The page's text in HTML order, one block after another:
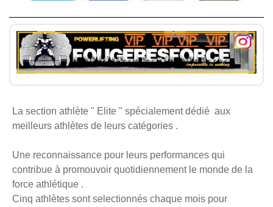
La section athlète " Elite " spécialement dédié aux
meilleurs athlètes de leurs catégories .
Une reconnaissance pour leurs performances qui
contribue à promouvoir quotidiennementle monde de la
force athlétique .
Cinq athlètes sont selectionnés chaque mois pour